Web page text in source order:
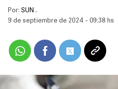
Por: SUN .
9 de septiembre de 2024 - 09:38 hs